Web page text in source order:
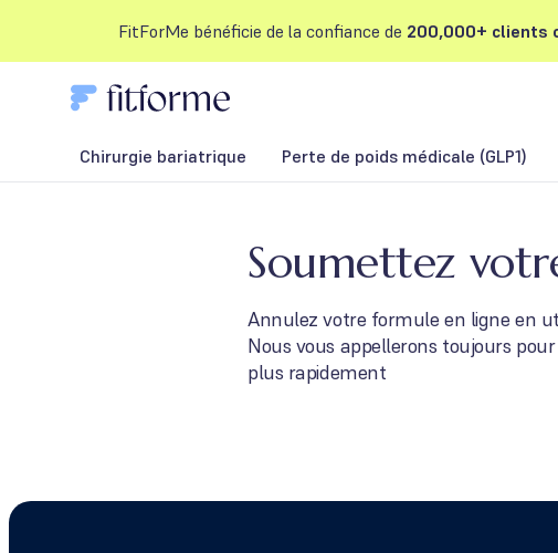
FitForMe bénéficie de la confiance de 200,000+ clients
Chirurgie bariatrique Perte de poids médicale (GLP1)
Soumettez
Annulez votre formule en ligne en
Nous vous appellerons toujours
plus rapidement